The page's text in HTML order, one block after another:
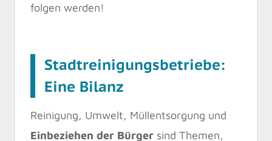
folgen werden!
Stadtreinigungsbetriebe:
Eine Bilanz
Reinigung, Umwelt, Müllentsorgung und
Einbeziehen der Bürger sind Themen,